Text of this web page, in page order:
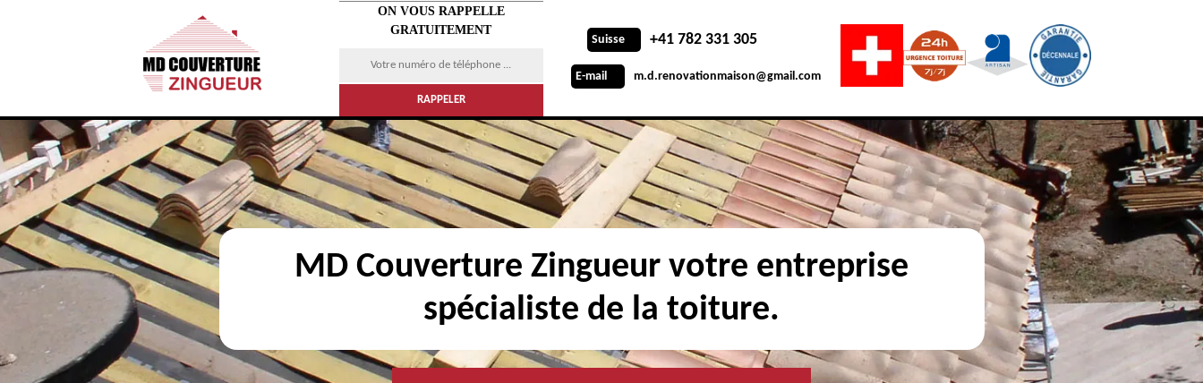
ON VOUS RAPPELLE
GRATUITEMENT
Suisse +41 782 331 305
E-mail m.d.renovationmaison@gmail.com
MD Couverture Zingueur votre entreprise
spécialiste de la toiture.